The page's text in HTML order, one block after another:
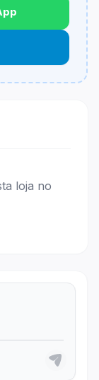
participantes
loja no